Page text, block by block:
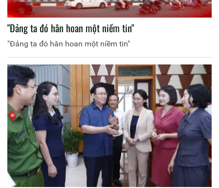
"Đảng ta đó hân hoan một niềm tin"
"Đảng ta đó hân hoan một niềm tin"